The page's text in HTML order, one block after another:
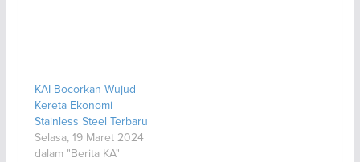
KAI Bocorkan Wujud
Kereta Ekonomi
Stainless Steel Terbaru
Selasa, 19 Maret 2024
dalam "Berita KA"